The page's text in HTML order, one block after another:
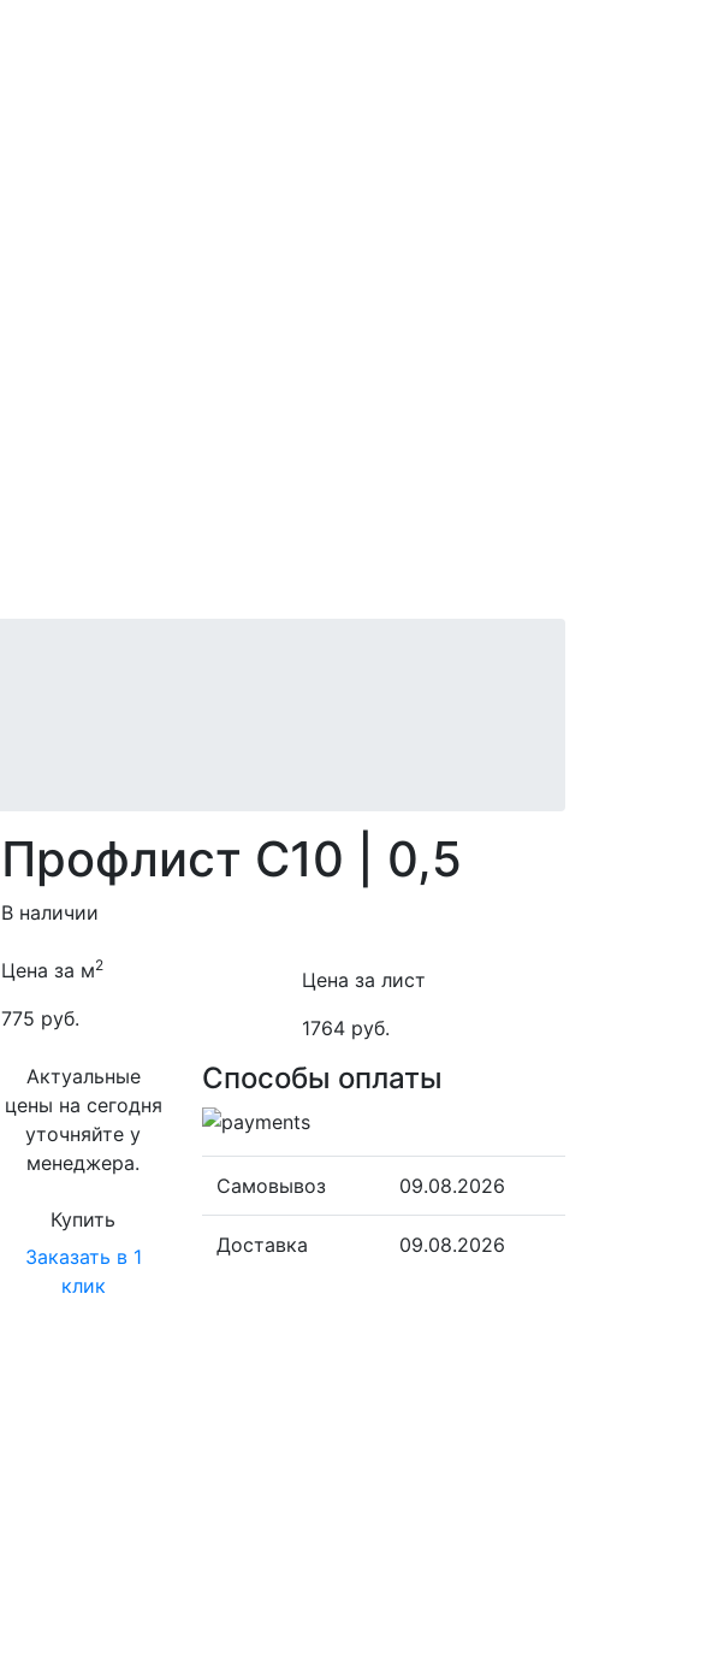
Профлист С10 | 0,5
В наличии
Цена за м2
775 руб.
Цена за лист
1764 руб.
Актуальные
цены на сегодня
уточняйте у
менеджера.
Купить
Заказать в 1
клик
Способы оплаты
Самовывоз 09.08.2026
Доставка 09.08.2026